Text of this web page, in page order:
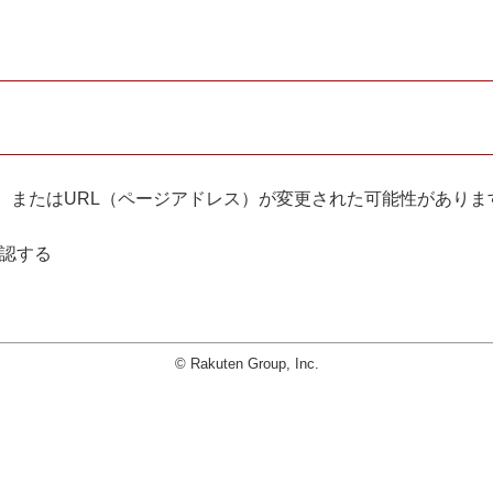
たはURL（ページアドレス）が変更された可能性がありま
する
© Rakuten Group, Inc.